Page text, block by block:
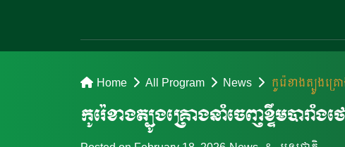
Home All Program News កូរ៉េខាងត្បូងគ្
កូរ៉េខាងត្បូងគ្រោងនាំចេញខ្ទឹមបា